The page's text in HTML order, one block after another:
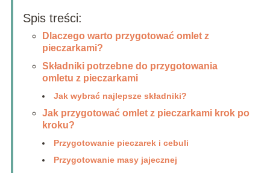
Spis treści:
Dlaczego warto przygotować omlet z
pieczarkami?
Składniki potrzebne do przygotowania
omletu z pieczarkami
Jak wybrać najlepsze składniki?
Jak przygotować omlet z pieczarkami krok po
kroku?
Przygotowanie pieczarek i cebuli
Przygotowanie masy jajecznej